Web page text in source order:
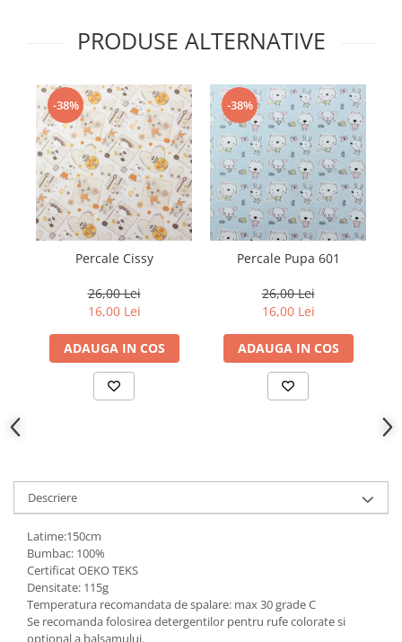
PRODUSE ALTERNATIVE
-38%
Percale Cissy
26,00 Lei
16,00 Lei
ADAUGA IN COS
-38%
Percale Pupa 601
26,00 Lei
16,00 Lei
ADAUGA IN COS
Descriere
Latime:150cm
Bumbac: 100%
Certificat OEKO TEKS
Densitate: 115g
Temperatura recomandata de spalare: max 30 grade C
Se recomanda folosirea detergentilor pentru rufe colorate si
optional a balsamului.